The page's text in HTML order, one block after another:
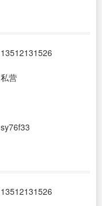
13512131526
私营
sy76f33
13512131526